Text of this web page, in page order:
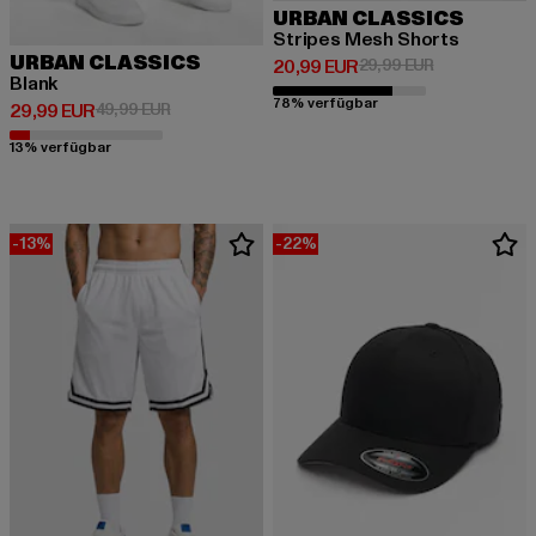
URBAN CLASSICS
Blank
29,99 EUR
Derzeitiger Preis: 29,99 EUR
49,99 EURAktionspreis: 49,99 EUR
13% verfügbar
URBAN CLASSICS
Stripes Mesh Shorts
20,99 EUR
Derzeitiger Preis: 20,99 EUR
29,99 EURAktionspreis:
78% verfügbar
-13% -22%